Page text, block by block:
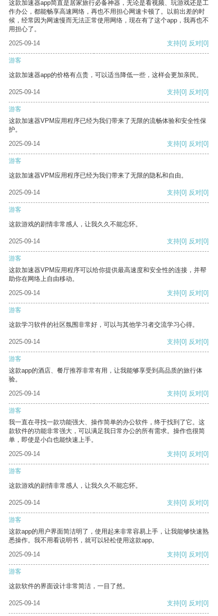
这款加速器app简直是居家旅行必备神器，无论是看视频、玩游戏还是工
作办公，都能畅享高速网络，再也不用担心网速卡顿了。以前出差的时
候，经常因为网速慢而无法正常使用网络，现在有了这个app，我再也不
用担心了。
2025-09-14
支持[0] 反对[0]
游客
这款加速器app的价格有点贵，可以适当降低一些，这样会更加亲民。
2025-09-14 支持[0] 反对[0]
游客
这款加速器VPM应用程序已经为我们带来了无限的流畅体验和安全性保
护。
2025-09-14
支持[0] 反对[0]
游客
这款加速器VPM应用程序已经为我们带来了无限的隐私和自由。
2025-09-14 支持[0] 反对[0]
游客
这款游戏的剧情非常感人，让我久久不能忘怀。
2025-09-14 支持[0] 反对[0]
游客
这款加速器VPM应用程序可以给你提供最高速度和安全性的连接，并帮
助你在网络上自由移动。
2025-09-14
支持[0] 反对[0]
游客
这款学习软件的社区氛围非常好，可以与其他学习者交流学习心得。
2025-09-14 支持[0] 反对[0]
游客
这款app的酒店、餐厅推荐非常有用，让我能够享受到高品质的旅行体
验。
2025-09-14
支持[0] 反对[0]
游客
我一直在寻找一款功能强大、操作简单的办公软件，终于找到了它。这
款软件的功能非常强大，可以满足我日常办公的所有需求。操作也很简
单，即使是小白也能快速上手。
2025-09-14
支持[0] 反对[0]
游客
这款游戏的剧情非常感人，让我久久不能忘怀。
2025-09-14 支持[0] 反对[0]
游客
这款app的用户界面简洁明了，使用起来非常容易上手，让我能够快速熟
悉操作。我不用看说明书，就可以轻松使用这款app。
2025-09-14
支持[0] 反对[0]
游客
这款软件的界面设计非常简洁，一目了然。
2025-09-14 支持[0] 反对[0]